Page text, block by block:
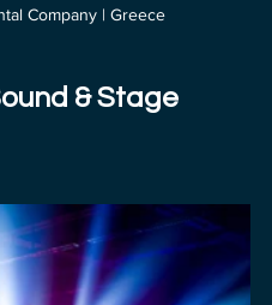
Company | Greece
& Stage